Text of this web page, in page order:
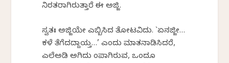
ನಿರತರಾಗಿರುತ್ತಾರೆ ಈ ಅಜ್ಜಿ.
ಸ್ವತಃ ಅಜ್ಜಿಯೇ ಎಬ್ಬಿಸಿದ ತೋಟವಿದು. `ಏನಜ್ಜೀ…
ಕಳೆ ತೆಗೆದದ್ದಾಯ್ತ…’ ಎಂದು ಮಾತನಾಡಿಸಿದರೆ,
ಎಲೆಅಡಿಕೆ ಅಗಿದು ಕೆಂಪಾಗಿರುವ, ಒಂದೂ